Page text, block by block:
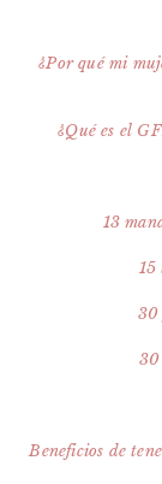
¿Por qué mi
¿Qué es el
13
15
30
30
Beneficios de